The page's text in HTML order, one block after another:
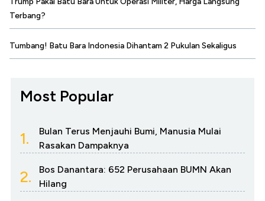
Terbang?
Tumbang! Batu Bara Indonesia Dihantam 2 Pukulan Sekaligus
Most Popular
1.
Bulan Terus Menjauhi Bumi, Manusia Mulai
Rasakan Dampaknya
2.
Bos Danantara: 652 Perusahaan BUMN Akan
Hilang